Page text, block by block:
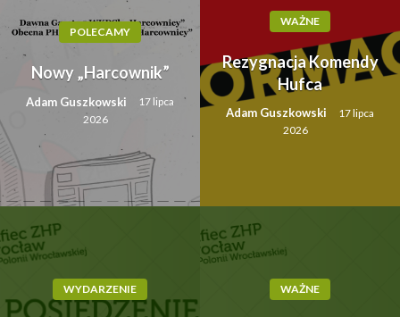
POLECAMY
Nowy „Harcownik”
Adam Guszkowski
17 lipca
2026
WAŻNE
Rezygnacja Komendy
Hufca
Adam Guszkowski
17 lipca
2026
WYDARZENIE WAŻNE